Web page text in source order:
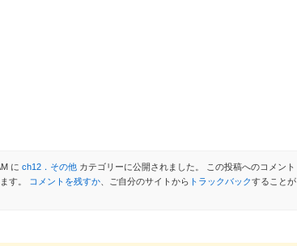
に ch12．その他カテゴリーに公開されました。 この投稿へのコメント
す。 コメントを残すか、ご自分のサイトから トラックバックすることが